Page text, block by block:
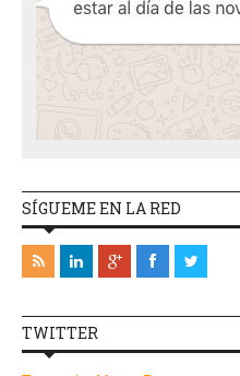
SÍGUEME EN LA RED
TWITTER